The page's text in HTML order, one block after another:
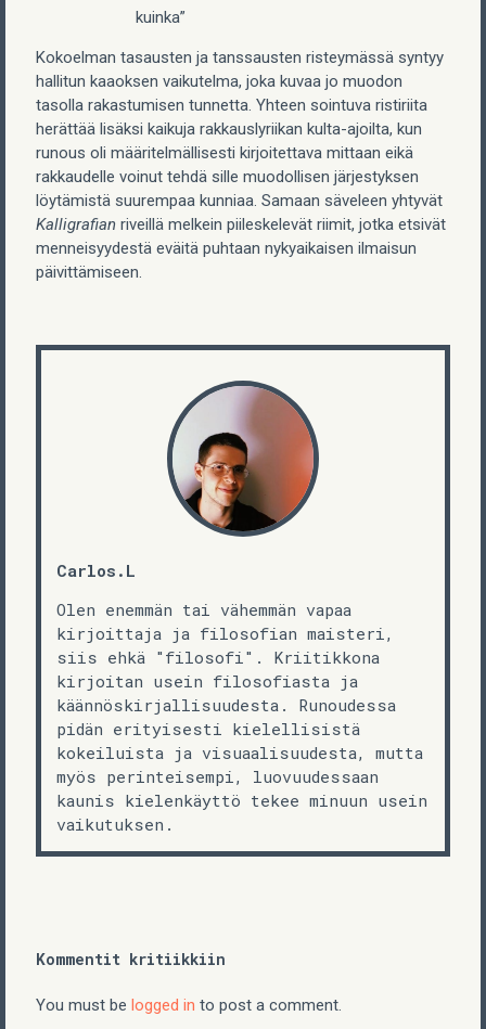
kuinka”
Kokoelman tasausten ja tanssausten risteymässä syntyy
hallitun kaaoksen vaikutelma, joka kuvaa jo muodon
tasolla rakastumisen tunnetta. Yhteen sointuva ristiriita
herättää lisäksi kaikuja rakkauslyriikan kulta-ajoilta, kun
runous oli määritelmällisesti kirjoitettava mittaan eikä
rakkaudelle voinut tehdä sille muodollisen järjestyksen
löytämistä suurempaa kunniaa. Samaan säveleen yhtyvät
Kalligrafian riveillä melkein piileskelevät riimit, jotka etsivät
menneisyydestä eväitä puhtaan nykyaikaisen ilmaisun
päivittämiseen.
Carlos.L
Olen enemmän tai vähemmän vapaa
kirjoittaja ja filosofian maisteri,
siis ehkä "filosofi". Kriitikkona
kirjoitan usein filosofiasta ja
käännöskirjallisuudesta. Runoudessa
pidän erityisesti kielellisistä
kokeiluista ja visuaalisuudesta, mutta
myös perinteisempi, luovuudessaan
kaunis kielenkäyttö tekee minuun usein
vaikutuksen.
Kommentit kritiikkiin
You must be logged in to post a comment.